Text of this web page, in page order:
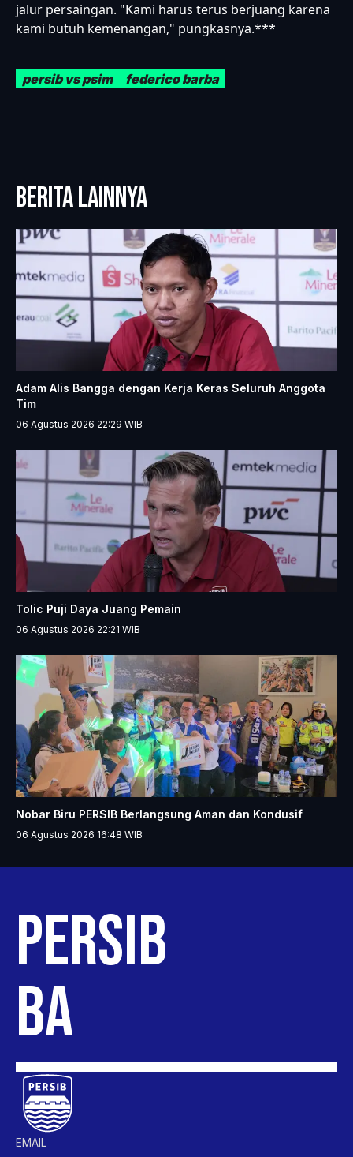
jalur persaingan. "Kami harus terus berjuang karena
kami butuh kemenangan," pungkasnya.***
persib vs psim federico barba
BERITA LAINNYA
Adam Alis Bangga dengan Kerja Keras Seluruh Anggota
Tim
06 Agustus 2026 22:29 WIB
Tolic Puji Daya Juang Pemain
06 Agustus 2026 22:21 WIB
Nobar Biru PERSIB Berlangsung Aman dan Kondusif
06 Agustus 2026 16:48 WIB
PERSIB
BANDUNG
EMAIL